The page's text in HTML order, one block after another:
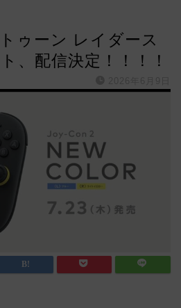
ゥーン レイダース
、配信決定！！！！